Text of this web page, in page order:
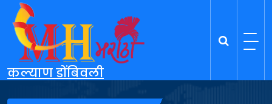
content
कल्याण डोंबिवली